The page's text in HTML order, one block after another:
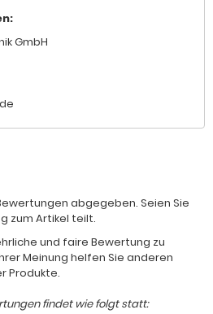
GmbH
abgegeben. Seien Sie
zum Artikel teilt.
und faire Bewertung zu
Meinung helfen Sie anderen
Produkte.
findet wie folgt statt: